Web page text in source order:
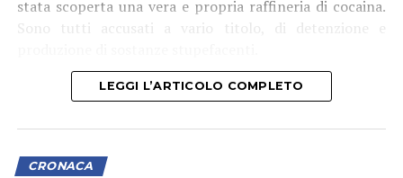
stata scoperta una vera e propria raffineria di cocaina.
Sono tutti accusati a vario titolo, di detenzione e
LEGGI L’ARTICOLO COMPLETO
CRONACA